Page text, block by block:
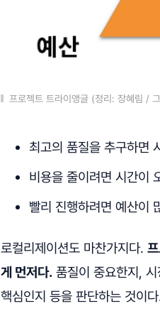
프로젝트 트라이앵글 (정리: 장혜림 /
최고의 품질을 추구하면
비용을 줄이려면 시간이
빨리 진행하려면 예산이
로컬리제이션도 마찬가지다.
게 먼저다. 품질이 중요한지,
핵심인지 등을 판단하는 것이